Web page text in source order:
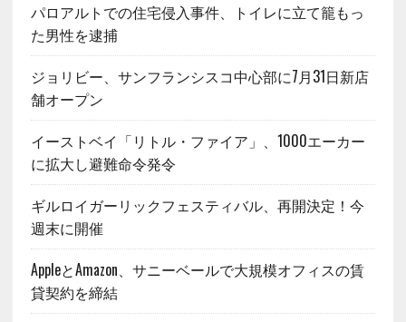
パロアルトでの住宅侵入事件、トイレに立て籠もっ
た男性を逮捕
ジョリビー、サンフランシスコ中心部に7月31日新店
舗オープン
イーストベイ「リトル・ファイア」、1000エーカー
に拡大し避難命令発令
ギルロイガーリックフェスティバル、再開決定！今
週末に開催
AppleとAmazon、サニーベールで大規模オフィスの賃
貸契約を締結